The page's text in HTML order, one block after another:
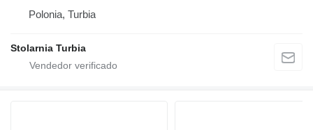
Polonia, Turbia
Stolarnia Turbia